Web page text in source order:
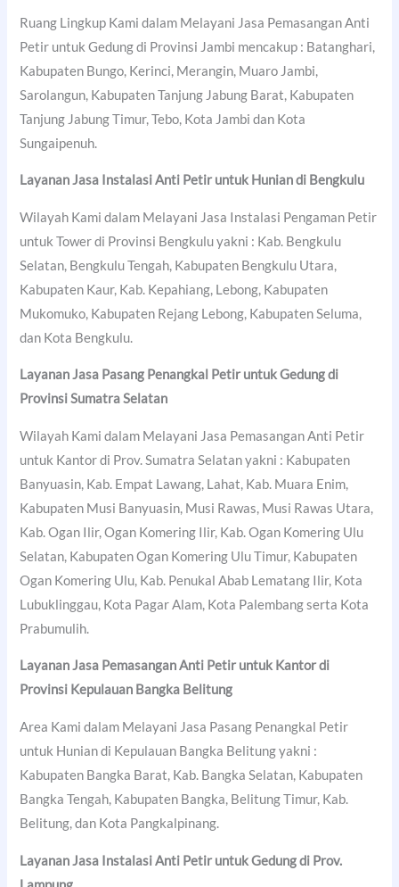
Ruang Lingkup Kami dalam Melayani Jasa Pemasangan Anti
Petir untuk Gedung di Provinsi Jambi mencakup : Batanghari,
Kabupaten Bungo, Kerinci, Merangin, Muaro Jambi,
Sarolangun, Kabupaten Tanjung Jabung Barat, Kabupaten
Tanjung Jabung Timur, Tebo, Kota Jambi dan Kota
Sungaipenuh.
Layanan Jasa Instalasi Anti Petir untuk Hunian di Bengkulu
Wilayah Kami dalam Melayani Jasa Instalasi Pengaman Petir
untuk Tower di Provinsi Bengkulu yakni : Kab. Bengkulu
Selatan, Bengkulu Tengah, Kabupaten Bengkulu Utara,
Kabupaten Kaur, Kab. Kepahiang, Lebong, Kabupaten
Mukomuko, Kabupaten Rejang Lebong, Kabupaten Seluma,
dan Kota Bengkulu.
Layanan Jasa Pasang Penangkal Petir untuk Gedung di
Provinsi Sumatra Selatan
Wilayah Kami dalam Melayani Jasa Pemasangan Anti Petir
untuk Kantor di Prov. Sumatra Selatan yakni : Kabupaten
Banyuasin, Kab. Empat Lawang, Lahat, Kab. Muara Enim,
Kabupaten Musi Banyuasin, Musi Rawas, Musi Rawas Utara,
Kab. Ogan Ilir, Ogan Komering Ilir, Kab. Ogan Komering Ulu
Selatan, Kabupaten Ogan Komering Ulu Timur, Kabupaten
Ogan Komering Ulu, Kab. Penukal Abab Lematang Ilir, Kota
Lubuklinggau, Kota Pagar Alam, Kota Palembang serta Kota
Prabumulih.
Layanan Jasa Pemasangan Anti Petir untuk Kantor di
Provinsi Kepulauan Bangka Belitung
Area Kami dalam Melayani Jasa Pasang Penangkal Petir
untuk Hunian di Kepulauan Bangka Belitung yakni :
Kabupaten Bangka Barat, Kab. Bangka Selatan, Kabupaten
Bangka Tengah, Kabupaten Bangka, Belitung Timur, Kab.
Belitung, dan Kota Pangkalpinang.
Layanan Jasa Instalasi Anti Petir untuk Gedung di Prov.